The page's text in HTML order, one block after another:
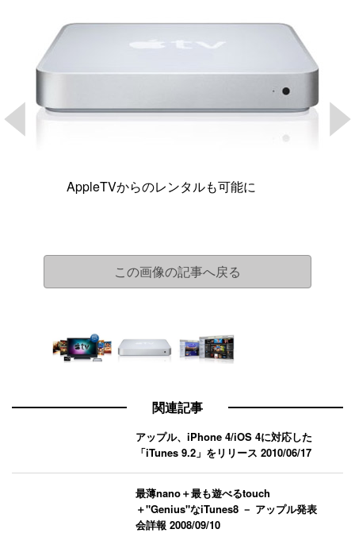
AppleTVからのレンタルも可能に
この画像の記事へ戻る
関連記事
アップル、iPhone 4/iOS 4に対応した
「iTunes 9.2」をリリース2010/06/17
最薄nano＋最も遊べるtouch
＋"Genius"なiTunes8 － アップル発表
会詳報2008/09/10